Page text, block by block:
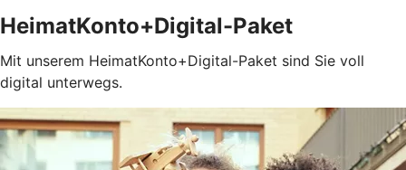
HeimatKonto+Digital-Paket
Mit unserem HeimatKonto+Digital-Paket sind Sie voll
digital unterwegs.